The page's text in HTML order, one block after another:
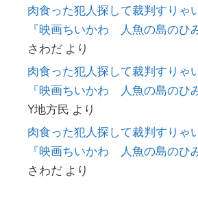
肉食った犯人探して裁判すりゃ
『映画ちいかわ 人魚の島のひ
さわだ より
肉食った犯人探して裁判すりゃ
『映画ちいかわ 人魚の島のひ
Y地方民 より
肉食った犯人探して裁判すりゃ
『映画ちいかわ 人魚の島のひ
さわだ より